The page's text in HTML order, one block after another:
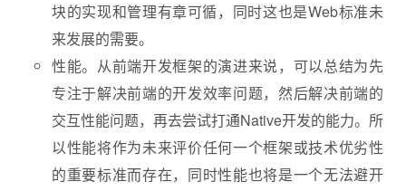
块的实现和管理有章可循，同时这也是Web标准未
来发展的需要。
性能。从前端开发框架的演进来说，可以总结为先
专注于解决前端的开发效率问题，然后解决前端的
交互性能问题，再去尝试打通Native开发的能力。所
以性能将作为未来评价任何一个框架或技术优劣性
的重要标准而存在，同时性能也将是一个无法避开